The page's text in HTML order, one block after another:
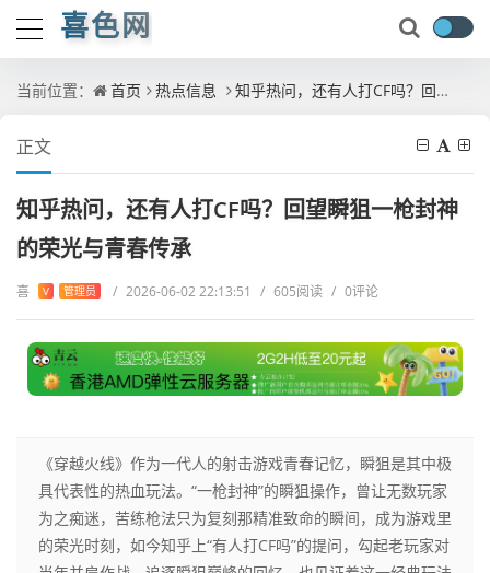
喜色网
当前位置： 首页 热点信息 知乎热问，还有人打CF吗？回望瞬狙一枪封神的荣光与青春传承
正文
知乎热问，还有人打CF吗？回望瞬狙一枪封神
的荣光与青春传承
喜 V 管理员 / 2026-06-02 22:13:51 / 605阅读 / 0评论
《穿越火线》作为一代人的射击游戏青春记忆，瞬狙是其中极
具代表性的热血玩法。“一枪封神”的瞬狙操作，曾让无数玩家
为之痴迷，苦练枪法只为复刻那精准致命的瞬间，成为游戏里
的荣光时刻，如今知乎上“有人打CF吗”的提问，勾起老玩家对